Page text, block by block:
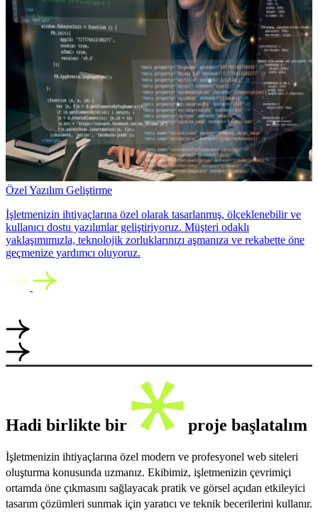
Özel Yazılım Geliştirme
İşletmenizin ihtiyaçlarına özel olarak tasarlanmış, ölçeklenebilir ve
kullanıcı dostu yazılımlar geliştiriyoruz. Müşteri odaklı
yaklaşımımızla, teknolojik zorluklarınızı aşmanıza ve rekabette öne
geçmenize yardımcı oluyoruz.
Hadi birlikte bir proje başlatalım
İşletmenizin ihtiyaçlarına özel modern ve profesyonel web siteleri
oluşturma konusunda uzmanız. Ekibimiz, işletmenizin çevrimiçi
ortamda öne çıkmasını sağlayacak pratik ve görsel açıdan etkileyici
tasarım çözümleri sunmak için yaratıcı ve teknik becerilerini kullanır.